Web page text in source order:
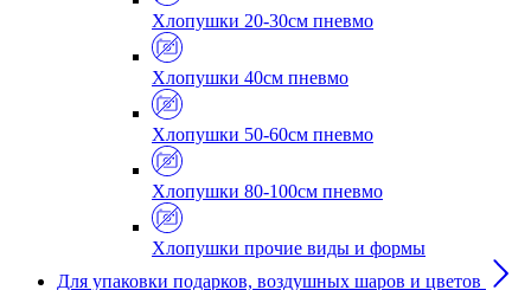
Хлопушки 20-30см пневмо
Хлопушки 40см пневмо
Хлопушки 50-60см пневмо
Хлопушки 80-100см пневмо
Хлопушки прочие виды и формы
Для упаковки подарков, воздушных шаров и цветов